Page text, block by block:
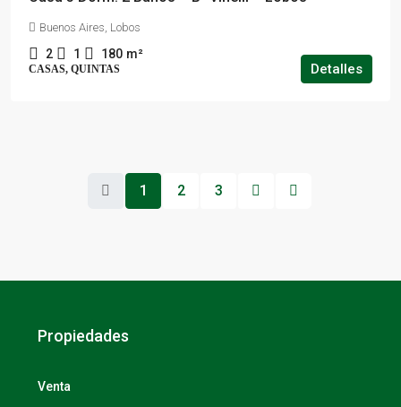
Buenos Aires, Lobos
2 1 180 m²
CASAS, QUINTAS Detalles
1 2 3
Propiedades
Venta